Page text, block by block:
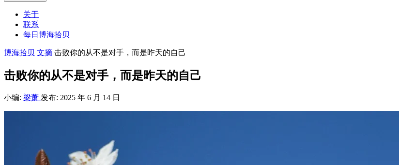
关于
联系
每日博海拾贝
博海拾贝 文摘 击败你的从不是对手，而是昨天的自己
击败你的从不是对手，而是昨天的自己
小编: 梁萧 发布: 2025 年 6 月 14 日